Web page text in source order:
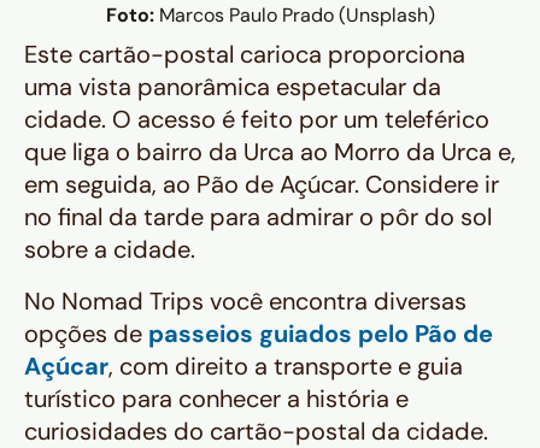
Foto:Marcos Paulo Prado (Unsplash)
Este cartão-postal carioca proporciona
uma vista panorâmica espetacular da
cidade. O acesso é feito por um teleférico
que liga o bairro da Urca ao Morro da Urca e,
em seguida, ao Pão de Açúcar. Considere ir
no final da tarde para admirar o pôr do sol
sobre a cidade.
No Nomad Trips você encontra diversas
opções de passeios guiados pelo Pão de
Açúcar, com direito a transporte e guia
turístico para conhecer a história e
curiosidades do cartão-postal da cidade.